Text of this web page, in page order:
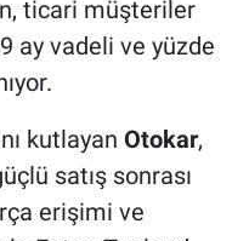
ticari müşteriler
ay vadeli ve yüzde
kutlayan Otokar,
satış sonrası
erişimi ve